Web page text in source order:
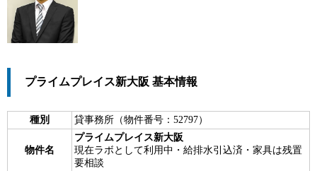
プライムプレイス新大阪 基本情報
種別 貸事務所（物件番号：52797）
物件名
プライムプレイス新大阪
現在ラボとして利用中・給排水引込済・家具は残置
要相談